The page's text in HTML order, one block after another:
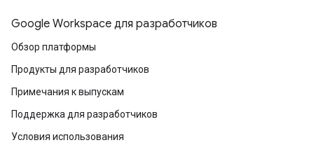
Google Workspace для разработчиков
Обзор платформы
Продукты для разработчиков
Примечания к выпускам
Поддержка для разработчиков
Условия использования